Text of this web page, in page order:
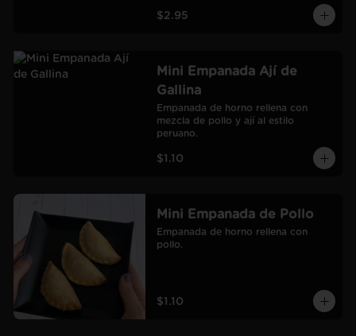
$2.95
Mini Empanada Ají de
Gallina
Empanada de horno rellena con
mezcla de pollo y ají al estilo
peruano.
$1.10
Mini Empanada de Pollo
Empanada de horno rellena con
pollo.
$1.10